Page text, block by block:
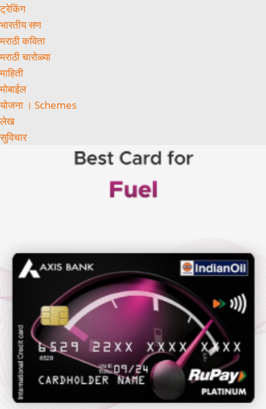
ट्रेकिंग
भारतीय सण
मराठी कविता
मराठी चारोळ्या
माहिती
मोबाईल
योजना । Schemes
लेख
सुविचार